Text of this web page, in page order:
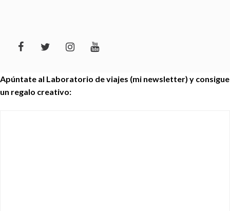
Apúntate al Laboratorio de viajes (mi newsletter) y consigue
un regalo creativo: